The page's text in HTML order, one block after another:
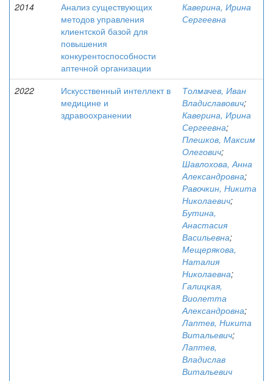
2014
Анализ существующих
методов управления
клиентской базой для
повышения
конкурентоспособности
аптечной организации
Каверина, Ирина
Сергеевна
2022
Искусственный интеллект в
медицине и
здравоохранении
Толмачев, Иван
Владиславович;
Каверина, Ирина
Сергеевна;
Плешков, Максим
Олегович;
Шавлохова, Анна
Александровна;
Равочкин, Никита
Николаевич;
Бутина,
Анастасия
Васильевна;
Мещерякова,
Наталия
Николаевна;
Галицкая,
Виолетта
Александровна;
Лаптев, Никита
Витальевич;
Лаптев,
Владислав
Витальевич